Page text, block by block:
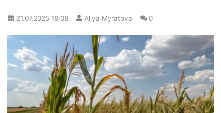
21.07.2025 18:08 Aliya Myratova 0